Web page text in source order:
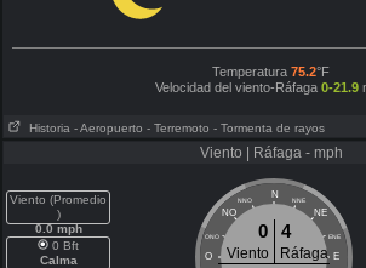
Temperatura75.2°F
Velocidad del viento-Ráfaga 0-21.9
Historia - Aeropuerto - Terremoto - Tormenta de rayos
Viento | Ráfaga - mph
Viento (Promedio
)
0.0 mph
0 Bft
Calma
N
NNO NNE
NO NE
ONO ENE
O E
0 4
Viento
Ráfaga